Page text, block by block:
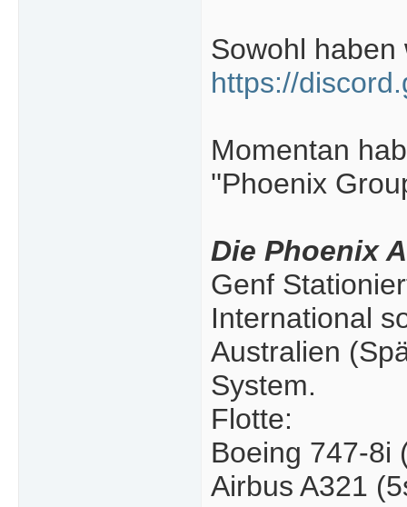
Sowohl
https://
Momentan
''Phoenix
Die Phoenix
Genf
International
Australien
System.
Flotte:
Boeing 747-8i
Airbus A321